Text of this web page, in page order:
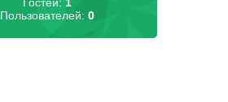
Пользователей:0